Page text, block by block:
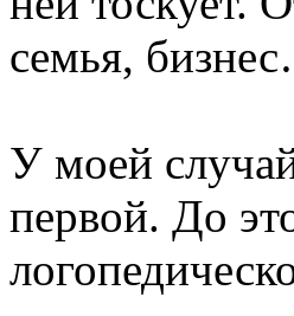
семья,
У моей
первой. До